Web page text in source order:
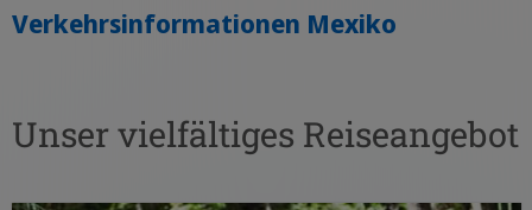
Verkehrsinformationen Mexiko
Unser vielfältiges Reiseangebot